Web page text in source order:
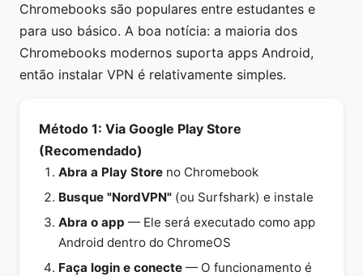
Chromebooks são populares entre estudantes e
para uso básico. A boa notícia: a maioria dos
Chromebooks modernos suporta apps Android,
então instalar VPN é relativamente simples.
Método 1: Via Google Play Store
(Recomendado)
Abra a Play Store no Chromebook
Busque "NordVPN" (ou Surfshark) e instale
Abra o app — Ele será executado como app
Android dentro do ChromeOS
Faça login e conecte — O funcionamento é